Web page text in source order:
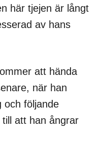
här tjejen är långt
av hans
att hända
när han
och följande
att han ångrar